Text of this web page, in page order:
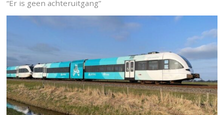
“Er is geen achteruitgang”